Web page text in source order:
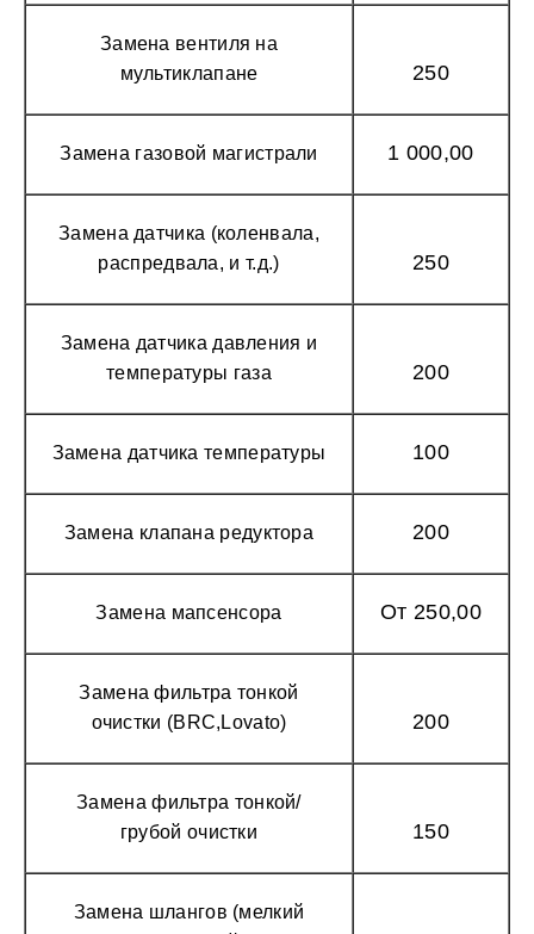
Замена вентиля на
мультиклапане
250
Замена газовой магистрали 1 000,00
Замена датчика (коленвала,
распредвала, и т.д.)
250
Замена датчика давления и
температуры газа
200
Замена датчика температуры 100
Замена клапана редуктора 200
Замена мапсенсора От 250,00
Замена фильтра тонкой
очистки (BRC,Lovato)
200
Замена фильтра тонкой/
грубой очистки
150
Замена шлангов (мелкий